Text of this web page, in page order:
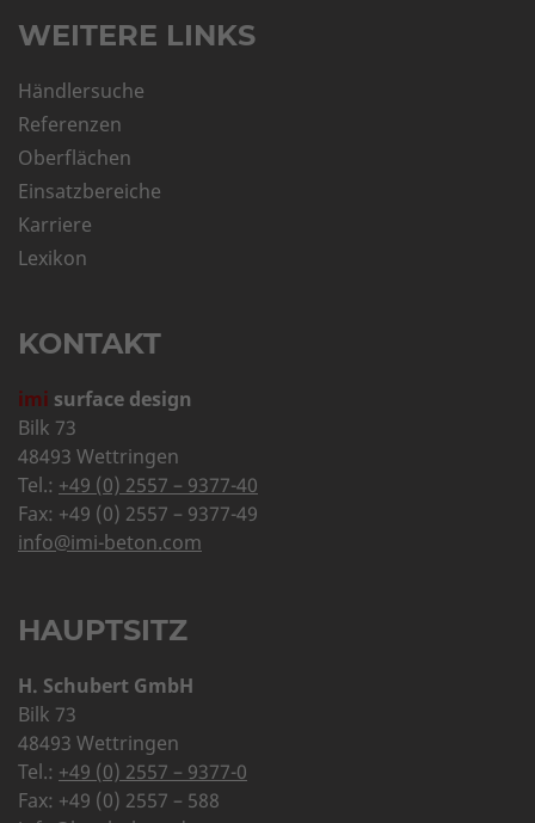
WEITERE LINKS
Händlersuche
Referenzen
Oberflächen
Einsatzbereiche
Karriere
Lexikon
KONTAKT
imi surface design
Bilk 73
48493 Wettringen
Tel.: +49 (0) 2557 – 9377-40
Fax: +49 (0) 2557 – 9377-49
info@imi-beton.com
HAUPTSITZ
H. Schubert GmbH
Bilk 73
48493 Wettringen
Tel.: +49 (0) 2557 – 9377-0
Fax: +49 (0) 2557 – 588